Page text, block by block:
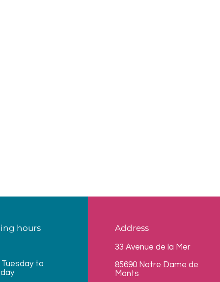
hours
Tuesday to
Address
33 Avenue de la Mer
85690 Notre Dame de
Monts